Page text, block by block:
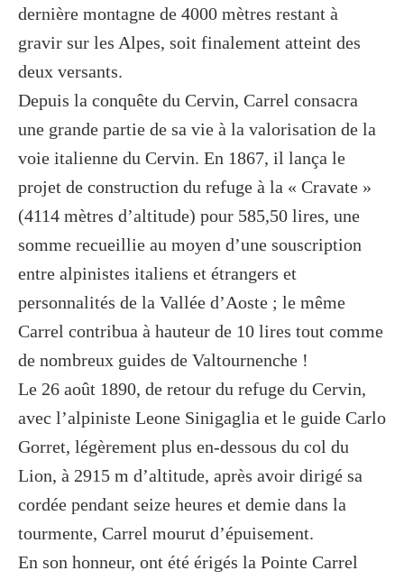
dernière montagne de 4000 mètres restant à
gravir sur les Alpes, soit finalement atteint des
deux versants.
Depuis la conquête du Cervin, Carrel consacra
une grande partie de sa vie à la valorisation de la
voie italienne du Cervin. En 1867, il lança le
projet de construction du refuge à la « Cravate »
(4114 mètres d’altitude) pour 585,50 lires, une
somme recueillie au moyen d’une souscription
entre alpinistes italiens et étrangers et
personnalités de la Vallée d’Aoste ; le même
Carrel contribua à hauteur de 10 lires tout comme
de nombreux guides de Valtournenche !
Le 26 août 1890, de retour du refuge du Cervin,
avec l’alpiniste Leone Sinigaglia et le guide Carlo
Gorret, légèrement plus en-dessous du col du
Lion, à 2915 m d’altitude, après avoir dirigé sa
cordée pendant seize heures et demie dans la
tourmente, Carrel mourut d’épuisement.
En son honneur, ont été érigés la Pointe Carrel